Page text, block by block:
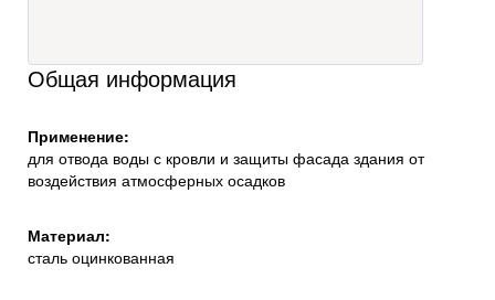
Общая информация
Применение:
для отвода воды с кровли и защиты фасада здания от
воздействия атмосферных осадков
Материал:
сталь оцинкованная